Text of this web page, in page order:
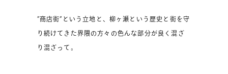
”商店街”という立地と、柳ヶ瀬という歴史と街を守
り続けてきた界隈の方々の色んな部分が良く混ざ
り混ざって。